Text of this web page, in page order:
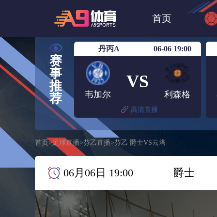
首页
NBA
赛
事
推
荐
丹丙A 06-06 19:00
韦加尔
VS
利森格
高清直播
首页 >足球直播>芬乙直播>芬乙 爵士VS云塔
06月06日 19:00 爵士